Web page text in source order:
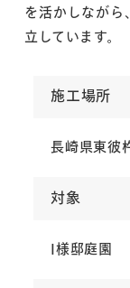
を活かしながら
立しています。
施工場所
長崎県東彼
対象
I様邸庭園